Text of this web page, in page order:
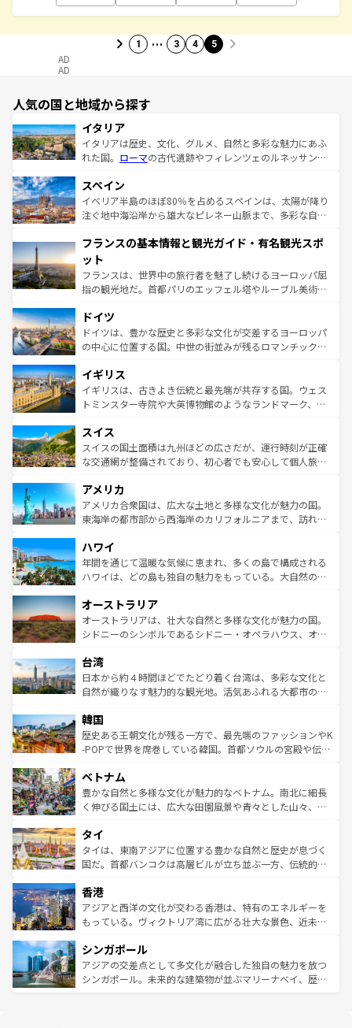
1 … 3 4 5
AD
AD
人気の国と地域から探す
イタリア
イタリアは歴史、文化、グルメ、自然と多彩な魅力にあふ
れた国。 ローマの古代遺跡やフィレンツェのルネッサンス
ろん、トスカーナの美しい田園風景やアマルフィ海岸の絶
景など、自然景観も見逃せない。観光の合間には、本場の
ピザやパスタなど、絶品のイタリア料理を堪能することも
ませてくれるイタリアで、忘れられない旅をしてみよう！
なお、新着のイタリア情報は
しい。
スペイン
イベリア半島のほぼ80％を占めるスペインは、太陽が降り
注ぐ地中海沿岸から雄大なピレネー山脈まで、多彩な自然
文化が根付くこの国では、情熱的なフラメンコ、熱気あふ
れる闘牛、そして美味しいタパスが生活の一部となってい
る。首都マドリードの洗練された雰囲気や、バルセロナの
アートに溢れた街角から、地方では古代ローマ遺跡や中世
せる。地方によって風土や気候が異なるスペインはその個
性で訪れる人を魅了する。 なお、新着のスペイン情報は コ
ンテンツ一覧を参照してほしい。
フランスの基本情報と観光ガイド・有名観光スポ
ット
フランスは、世界中の旅行者を魅了し続けるヨーロッパ屈
指の観光地だ。首都パリのエッフェル塔やルーブル美術館
で、幅広い魅力が詰まっている。華麗な宮殿、歴史的な大
聖堂、美しいビーチ、そして豊かな自然が、訪れる者を心
から魅了する。また、フランスは美食の国としても知ら
いる。シャンパンの発祥地であるランス、プロヴァンスの
香り高いラベンダー畑など、多彩な楽しみ方が可能だ。さ
らに、パリ以外の地域にも魅力が溢れており、どの街角に
れる地方に足を運ぶとそれぞれで全く異なる文化を体験で
きるだろう。 なお、新着のフランス情報はコンテンツ一覧
を参照してほしい。
ドイツ
ドイツは、豊かな歴史と多彩な文化が交差するヨーロッパ
の中心に位置する国。中世の街並みが残るロマンチック街
顔を持つこの国は、どこを歩いても飽きることがない。ベ
ルリンの文化的活気、バイエルン州のアルプスの絶景、そ
してライン川沿いのワイン畑といった風景は必見。ビール
は、お酒好きな人にはぜひ体験してほしい。 なお、新着の
ドイツ情報はコンテンツ一覧を参照してほしい。
イギリス
イギリスは、古きよき伝統と最先端が共存する国。ウェス
トミンスター寺院や大英博物館のようなランドマーク、歴
リアごとに異なる魅力がある。また、優雅なアフタヌーン
ティー、ビール好きにはたまらない英国パブ、サッカー観
戦など、本場だからこそできる体験も豊富。イギリスを旅
ンツ一覧を参照してほしい。
スイス
スイスの国土面積は九州ほどの広さだが、運行時刻が正確
な交通網が整備されており、初心者でも安心して個人旅行
の建物がそのまま残る町や、スイスならではのユニークな
博物館もあり、アルプス観光だけでなく町歩きも満喫する
ことができる。国民の所得が高いため物価も高いが、旅行
ば市内交通費無料で観光を楽しむこともできる。 なお、新
着のスイス情報はコンテンツ一覧 を参照してほしい。
アメリカ
アメリカ合衆国は、広大な土地と多様な文化が魅力の国。
東海岸の都市部から西海岸のカリフォルニアまで、訪れる
のような巨大都市は、観光、ショッピング、エンターテイ
ンメントが詰まった刺激的なスポットだ。一方、アメリカ
西部には大自然が広がり、グランドキャニオンやイエロー
部のニューオーリンズでは、音楽と美食が融合した独特の
文化が魅力。旅行者はアメリカの各地域で異なる魅力を楽
しみながら、その多様性と豊かな歴史を感じることができ
ならではの贅沢な旅のスタイルだ。 なお、新着のアメリカ
情報はコンテンツ一覧を参照してほしい。
ハワイ
年間を通じて温暖な気候に恵まれ、多くの島で構成される
ハワイは、どの島も独自の魅力をもっている。大自然の神
ワイ島は見逃せない。また、定番の観光地といえばオアフ
島だが、静かな自然を求めるならマウイ島やカウアイ島が
おすすめ。エメラルドグリーンに輝く海をはじめ、豊かな
れるおもてなしの心で訪れる人々を迎えてくれるハワイの
人々、おいしいローカルフードやハワイアンミュージッ
ク、伝統的なフラダンスなど、すべてがハワイの魅力を彩
ワイを、存分に味わってほしい。 なお、新着のハワイ情報
はコンテンツ一覧を参照してほしい。
オーストラリア
オーストラリアは、壮大な自然と多様な文化が魅力の国。
シドニーのシンボルであるシドニー・オペラハウス、オー
リアリーフや大陸中央部にそびえるウルル（エアーズロッ
ク）、タスマニアの美しい原生林やケアンズの熱帯雨林な
ど、見どころがたくさん。また、カフェやワイン、オージ
いる。アクティビティも充実しており、サーフィンやダイ
ビング、ハイキングなど、アウトドア好きにはたまらな
い。オーストラリアの多彩な魅力を存分に味わいつくそ
参照してほしい。
台湾
日本から約４時間ほどでたどり着く台湾は、多彩な文化と
自然が織りなす魅力的な観光地。活気あふれる大都市の台
ン）、静ひつな山岳地帯である台湾東部など、都市の喧騒
と山間の静けさが共存しており、訪れる人に新しい発見と
驚きをもたらしてくれる。また、奥深い台湾の食文化も魅
容にもいいと評判のスイーツなど、バラエティ豊かな料理
が味わえる。 なお、新着の台湾情報は コンテンツ一覧を参
照してほしい。
韓国
歴史ある王朝文化が残る一方で、最先端のファッションやK
-POPで世界を席巻している韓国。首都ソウルの宮殿や伝統
き、地方に足を延ばせば四季折々の自然美を楽しむことが
できる。そして、キムチや焼肉、絶品のストリートフード
まで、さまざまな韓国料理が待っている。夜には、韓国な
リティに包まれながら、韓国の多彩な魅力を心ゆくまで味
わってみてほしい。 なお、新着の韓国情報はコンテンツ一
覧を参照してほしい。
ベトナム
豊かな自然と多様な文化が魅力的なベトナム。南北に細長
く伸びる国土には、広大な田園風景や青々とした山々、世
急速な発展と共に伝統が息づく。ハノイの古い町並みやホ
ーチミン市のフランス統治時代の建物も、独特の雰囲気を
醸し出している。また、バラエティの豊かさとおいしさで
とつ。フォーやバインミー、ベトナムコーヒーなどは、ぜ
ひ現地で味わいたい。どの地域を訪れてもあたたかい人々
が旅行者を迎えてくれるので、きっと忘れられない旅にな
参照してほしい。
タイ
タイは、東南アジアに位置する豊かな自然と歴史が息づく
国だ。首都バンコクは高層ビルが立ち並ぶ一方、伝統的な
の活気が交差している。北部ではチェンマイなどの山岳地
帯で自然と触れ合い、南部ではプーケットやクラビの美し
いビーチでリゾート気分を楽しむことができる。タイ料理
激する。気候は一年中温暖で、どの季節にも異なる楽しみ
が待っている。親しみやすいタイの人々、仏教を中心とし
た文化、そして多様な観光資源が、訪れる旅人を魅了し続
香港
アジアと西洋の文化が交わる香港は、特有のエネルギーを
もっている。ヴィクトリア湾に広がる壮大な景色、近未来
み、どこを訪れても感動するはず。観光スポットが密集し
ており、効率よく見どころを回れるのも魅力。息をのむよ
うな絶景から文化的な体験まで、香港を存分に楽しみ尽く
シンガポール
アジアの交差点として多文化が融合した独自の魅力を放つ
シンガポール。未来的な建築物が並ぶマリーナベイ、歴史